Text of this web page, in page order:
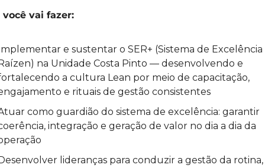
você vai fazer:
e sustentar o SER+ (Sistema de Excelência
na Unidade Costa Pinto — desenvolvendo e
a cultura Lean por meio de capacitação,
e rituais de gestão consistentes
como guardião do sistema de excelência: garantir
integração e geração de valor no dia a dia da
lideranças para conduzir a gestão da rotina,